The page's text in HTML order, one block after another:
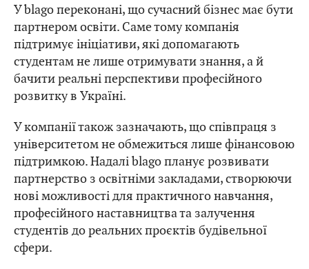
У blago переконані, що сучасний бізнес має бути
партнером освіти. Саме тому компанія
підтримує ініціативи, які допомагають
студентам не лише отримувати знання, а й
бачити реальні перспективи професійного
розвитку в Україні.
У компанії також зазначають, що співпраця з
університетом не обмежиться лише фінансовою
підтримкою. Надалі blago планує розвивати
партнерство з освітніми закладами, створюючи
нові можливості для практичного навчання,
професійного наставництва та залучення
студентів до реальних проєктів будівельної
сфери.